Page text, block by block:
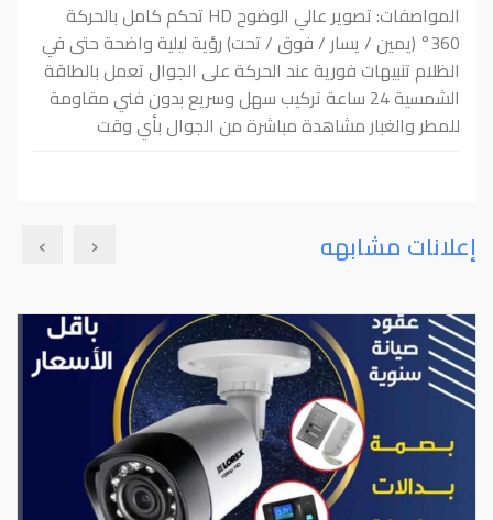
المواصفات: تصوير عالي الوضوح HD تحكم كامل بالحركة
360° (يمين / يسار / فوق / تحت) رؤية ليلية واضحة حتى في
الظلام تنبيهات فورية عند الحركة على الجوال تعمل بالطاقة
الشمسية 24 ساعة تركيب سهل وسريع بدون فني مقاومة
للمطر والغبار مشاهدة مباشرة من الجوال بأي وقت
إعلانات مشابهه ‹
›